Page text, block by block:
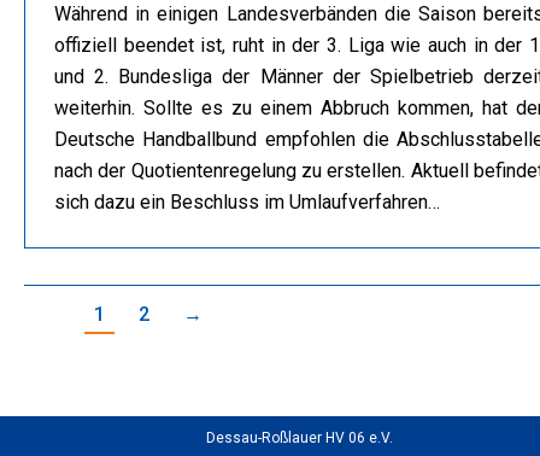
Während in einigen Landesverbänden die Saison
offiziell beendet ist, ruht in der 3. Liga wie auch in der
und 2. Bundesliga der Männer der Spielbetrieb
weiterhin. Sollte es zu einem Abbruch kommen, hat
Deutsche Handballbund empfohlen die
nach der Quotientenregelung zu erstellen. Aktuell
sich dazu ein Beschluss im Umlaufverfahren…
1 2 →
Dessau-Roßlauer HV 06 e.V.